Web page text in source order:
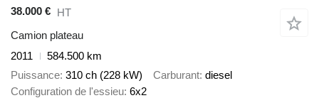
38.000 € HT
Camion plateau
2011
584.500 km
Puissance 310 ch (228 kW) Carburant diesel
Configuration de l'essieu 6x2